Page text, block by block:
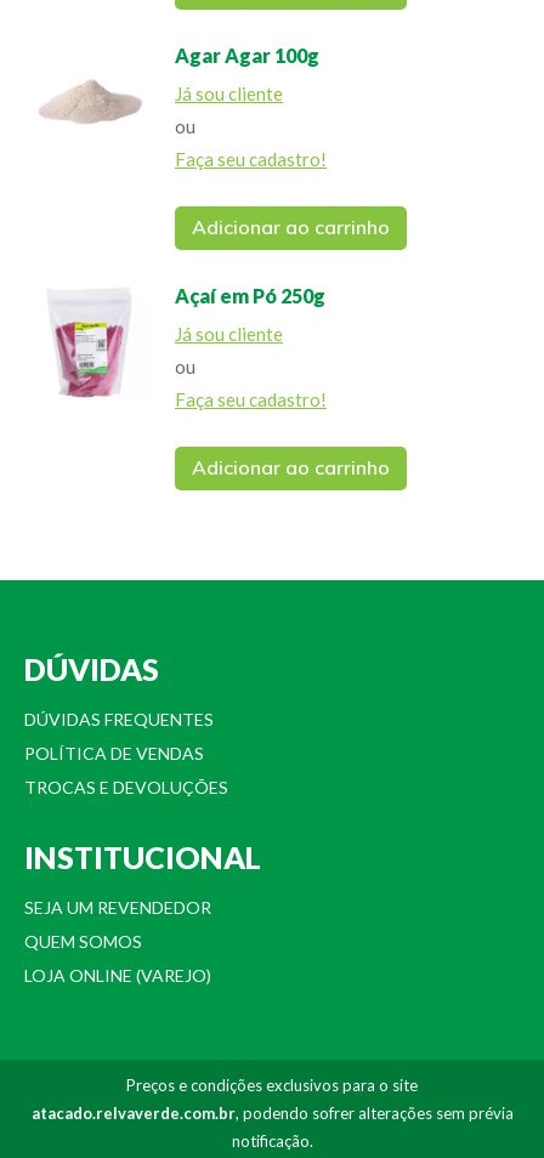
Agar Agar 100g
Já sou cliente
ou
Faça seu cadastro!
Adicionar ao carrinho
Açaí em Pó 250g
Já sou cliente
ou
Faça seu cadastro!
Adicionar ao carrinho
DÚVIDAS
DÚVIDAS FREQUENTES
POLÍTICA DE VENDAS
TROCAS E DEVOLUÇÕES
INSTITUCIONAL
SEJA UM REVENDEDOR
QUEM SOMOS
LOJA ONLINE (VAREJO)
Preços e condições exclusivos para o site
atacado.relvaverde.com.br, podendo sofrer alterações sem prévia
notificação.